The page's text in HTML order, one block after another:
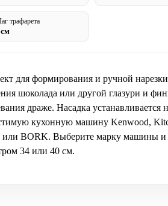
трафарета
для формирования и ручной
шоколада или другой глазури и
драже. Насадка устанавливается
кухонную машину Kenwood,
или BORK. Выберите марку машины и
34 или 40 см.